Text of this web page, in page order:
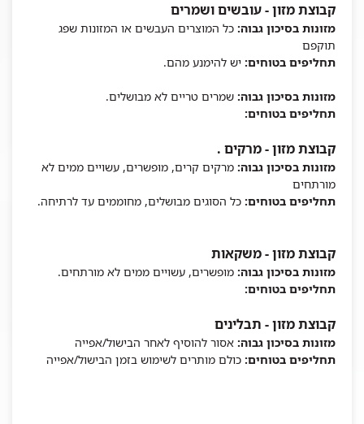
קבוצת מזון - עובשים ושמרים
מזונות בסיכון גבוה: כל המוצרים העבשים או המזונות שפג
תוקפם
תחליפים בטוחים: יש להימנע מהם.
מזונות בסיכון גבוה: שמרים טריים לא מבושלים.
תחליפים בטוחים:
קבוצת מזון - מרקים .
מזונות בסיכון גבוה: מרקים קרים, מופשרים, עשויים ממים לא
מורתחים
תחליפים בטוחים: כל הסוגים מבושלים, מחוממים עד לרתיחה.
קבוצת מזון - משקאות
מזונות בסיכון גבוה: מופשרים, עשויים ממים לא מורתחים.
תחליפים בטוחים:
קבוצת מזון - תבלינים
מזונות בסיכון גבוה: אסור להוסיף לאחר הבישול/אפייה
תחליפים בטוחים: כולם מותרים לשימוש בזמן הבישול/אפייה